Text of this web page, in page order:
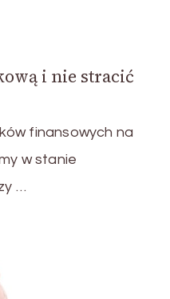
i nie stracić
finansowych na
w stanie
…